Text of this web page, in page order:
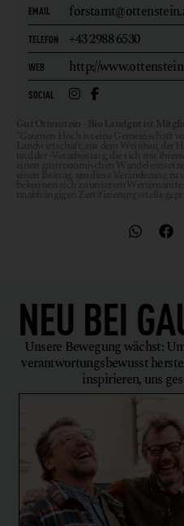
EMAIL
TELEFON +43 2988 6530
WEB http://
SOCIAL
NEU BEI
Unsere Bewegung wächst:
verantwortungsbewusst
inspirieren, uns